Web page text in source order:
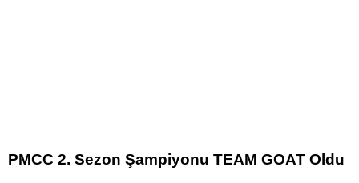
PMCC 2. Sezon Şampiyonu TEAM GOAT Oldu